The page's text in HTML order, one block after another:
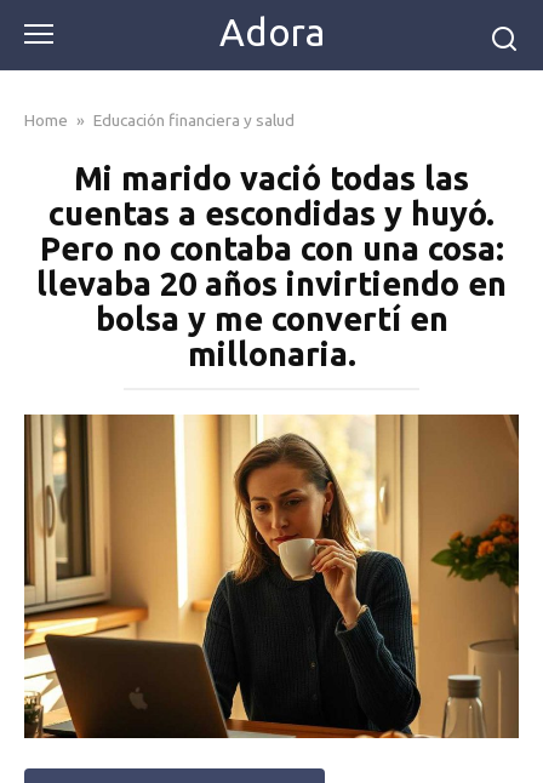
content
Adora
Home » Educación financiera y salud
Mi marido vació todas las
cuentas a escondidas y huyó.
Pero no contaba con una cosa:
llevaba 20 años invirtiendo en
bolsa y me convertí en
millonaria.